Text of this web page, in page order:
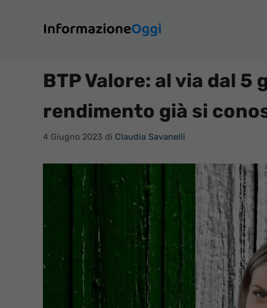
contenuto
BTP Valore: al via dal
rendimento già si
4 Giugno 2023 di Claudia Savanelli